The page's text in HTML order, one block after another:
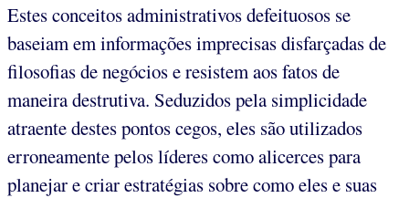
Estes conceitos administrativos defeituosos se
baseiam em informações imprecisas disfarçadas de
filosofias de negócios e resistem aos fatos de
maneira destrutiva. Seduzidos pela simplicidade
atraente destes pontos cegos, eles são utilizados
erroneamente pelos líderes como alicerces para
planejar e criar estratégias sobre como eles e suas